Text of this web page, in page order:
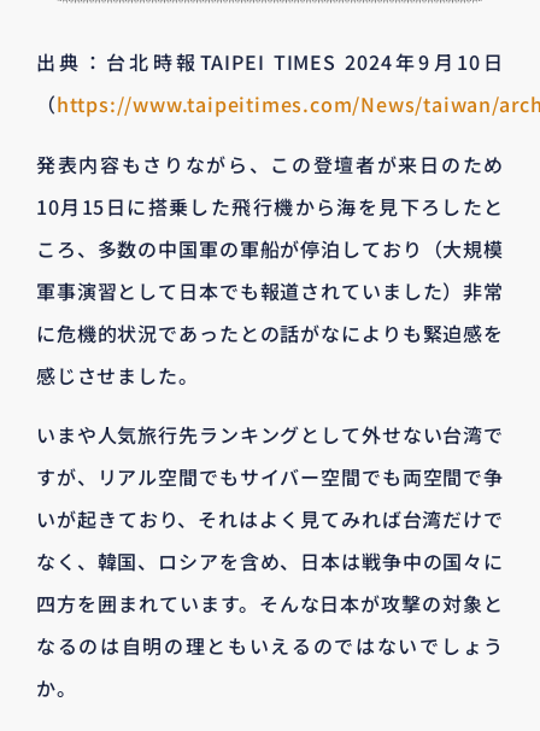
出典：台北時報TAIPEI TIMES 2024年9月10日
（https://www.taipeitimes.com/News/taiwan/
発表内容もさりながら、この登壇者が来日のため
10月15日に搭乗した飛行機から海を見下ろしたと
ころ、多数の中国軍の軍船が停泊しており（大規模
軍事演習として日本でも報道されていました）非常
に危機的状況であったとの話がなによりも緊迫感を
感じさせました。
いまや人気旅行先ランキングとして外せない台湾で
すが、リアル空間でもサイバー空間でも両空間で争
いが起きており、それはよく見てみれば台湾だけで
なく、韓国、ロシアを含め、日本は戦争中の国々に
四方を囲まれています。そんな日本が攻撃の対象と
なるのは自明の理ともいえるのではないでしょう
か。